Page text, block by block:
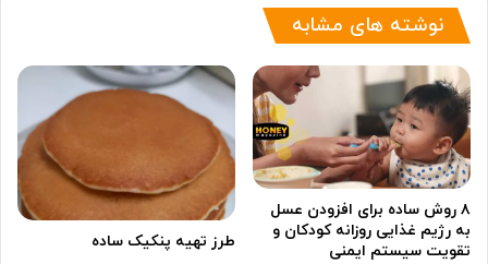
نوشته های مشابه
۸ روش ساده برای افزودن عسل
به رژیم غذایی روزانه کودکان و
تقویت سیستم ایمنی
طرز تهیه پنکیک ساده